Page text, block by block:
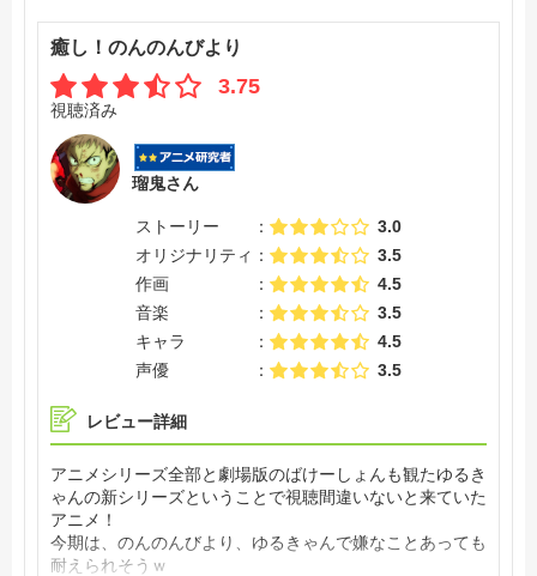
癒し！のんのんびより
3.75
視聴済み
瑠鬼さん
ストーリー
3.0
オリジナリティ
3.5
作画
4.5
音楽
3.5
キャラ
4.5
声優
3.5
レビュー詳細
アニメシリーズ全部と劇場版のばけーしょんも観たゆるき
ゃんの新シリーズということで視聴間違いないと来ていた
アニメ！
今期は、のんのんびより、ゆるきゃんで嫌なことあっても
耐えられそうｗ